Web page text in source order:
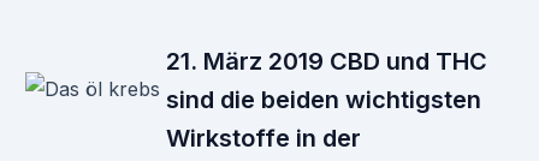
21. März 2019 CBD und THC
sind die beiden wichtigsten
Wirkstoffe in der